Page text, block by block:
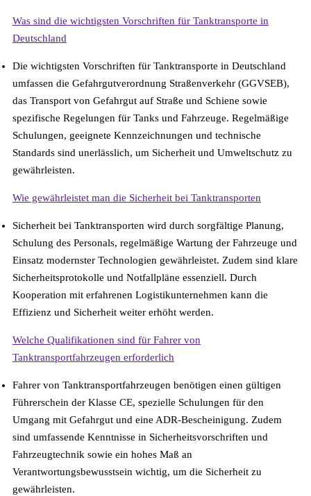
Was sind die wichtigsten Vorschriften für Tanktransporte in
Deutschland
Die wichtigsten Vorschriften für Tanktransporte in Deutschland
umfassen die Gefahrgutverordnung Straßenverkehr (GGVSEB),
das Transport von Gefahrgut auf Straße und Schiene sowie
spezifische Regelungen für Tanks und Fahrzeuge. Regelmäßige
Schulungen, geeignete Kennzeichnungen und technische
Standards sind unerlässlich, um Sicherheit und Umweltschutz zu
gewährleisten.
Wie gewährleistet man die Sicherheit bei Tanktransporten
Sicherheit bei Tanktransporten wird durch sorgfältige Planung,
Schulung des Personals, regelmäßige Wartung der Fahrzeuge und
Einsatz modernster Technologien gewährleistet. Zudem sind klare
Sicherheitsprotokolle und Notfallpläne essenziell. Durch
Kooperation mit erfahrenen Logistikunternehmen kann die
Effizienz und Sicherheit weiter erhöht werden.
Welche Qualifikationen sind für Fahrer von
Tanktransportfahrzeugen erforderlich
Fahrer von Tanktransportfahrzeugen benötigen einen gültigen
Führerschein der Klasse CE, spezielle Schulungen für den
Umgang mit Gefahrgut und eine ADR-Bescheinigung. Zudem
sind umfassende Kenntnisse in Sicherheitsvorschriften und
Fahrzeugtechnik sowie ein hohes Maß an
Verantwortungsbewusstsein wichtig, um die Sicherheit zu
gewährleisten.